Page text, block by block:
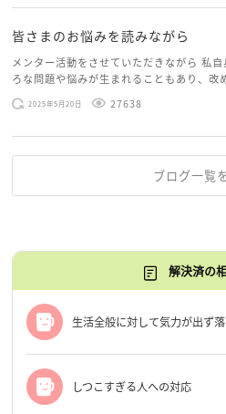
皆さまのお悩みを読みながら
メンター活動をさせていただきながら 私
ろな問題や悩みが生まれることもあり、改
のお悩みを読みながら 「みんな、もがい
だけじゃないんだな」と、逆に励まされる
2025年5月20日 27638
ブログ一覧
解決済の
生活全般に対して気力が出ず落
しつこすぎる人への対応